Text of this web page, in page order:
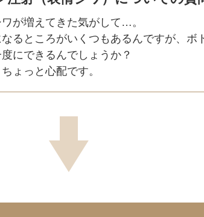
が増えてきた気がして…。
るところがいくつもあるんですが、ボ
にできるんでしょうか？
ょっと心配です。